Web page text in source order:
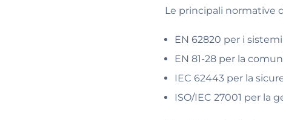
Le principali normative
EN 62820 per i
EN 81-28 per la
IEC 62443 per la
ISO/IEC 27001 per la